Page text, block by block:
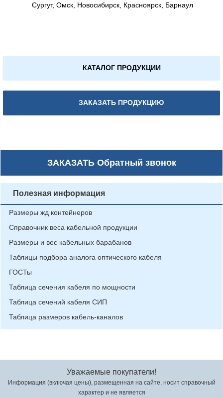
Сургут, Омск, Новосибирск, Красноярск, Барнаул
КАТАЛОГ ПРОДУКЦИИ
ЗАКАЗАТЬ ПРОДУКЦИЮ
ЗАКАЗАТЬОбратный звонок
Полезная информация
Размеры жд контейнеров
Справочник веса кабельной продукции
Размеры и вес кабельных барабанов
Таблицы подбора аналога оптического кабеля
ГОСТы
Таблица сечения кабеля по мощности
Таблица сечений кабеля СИП
Таблица размеров кабель-каналов
Уважаемые покупатели!
Информация (включая цены), размещенная на сайте, носит справочный
характер и не является